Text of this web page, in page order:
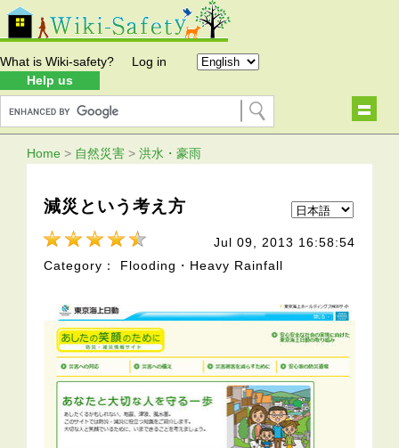
What is Wiki-safety?
Help us
Log in
Home > 自然災害 > 洪水・豪雨
減災という考え方
Jul 09, 2013 16:58:54
Category： Flooding・Heavy Rainfall